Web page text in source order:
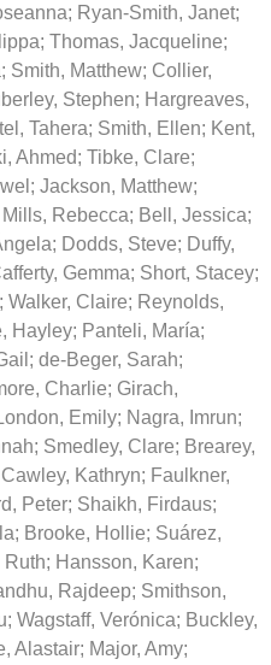
; Ryan-Smith, Janet;
; Thomas, Jacqueline;
; Smith, Matthew; Collier,
Stephen; Hargreaves,
Tahera; Smith, Ellen; Kent,
Ahmed; Tibke, Clare;
; Jackson, Matthew;
Mills, Rebecca; Bell, Jessica;
; Dodds, Steve; Duffy,
Gemma; Short, Stacey;
; Walker, Claire; Reynolds,
Hayley; Panteli, María;
; de-Beger, Sarah;
Charlie; Girach,
Emily; Nagra, Imrun;
; Smedley, Clare; Brearey,
Cawley, Kathryn; Faulkner,
Peter; Shaikh, Firdaus;
; Brooke, Hollie; Suárez,
Ruth; Hansson, Karen;
Rajdeep; Smithson,
; Wagstaff, Verónica; Buckley,
Alastair; Major, Amy;